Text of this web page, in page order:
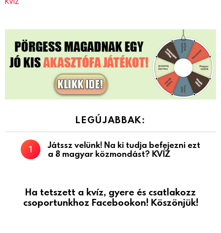
LEGÚJABBAK:
Játssz velünk! Na ki tudja befejezni ezt
a 8 magyar közmondást? KVÍZ
Ha tetszett a kvíz, gyere és csatlakozz
csoportunkhoz Facebookon! Köszönjük!